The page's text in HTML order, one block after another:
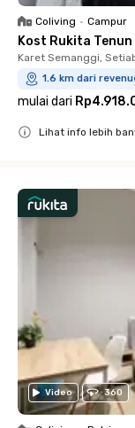
Coliving • Campur
Kost Rukita
Karet Semanggi,
1.6 km dari
mulai dari
Lihat info lebih
Video 360